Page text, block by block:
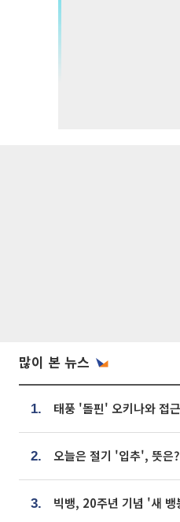
많이 본 뉴스
1.
2. 오늘은 절기 '입추', 뜻은?
3.